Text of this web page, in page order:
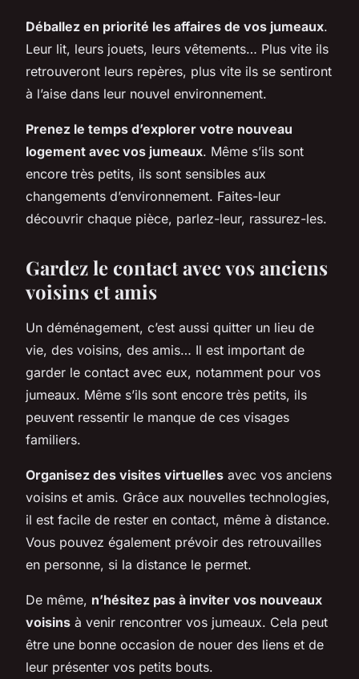
Déballez en priorité les affaires de vos jumeaux.
Leur lit, leurs jouets, leurs vêtements… Plus vite ils
retrouveront leurs repères, plus vite ils se sentiront
à l’aise dans leur nouvel environnement.
Prenez le temps d’explorer votre nouveau
logement avec vos jumeaux. Même s’ils sont
encore très petits, ils sont sensibles aux
changements d’environnement. Faites-leur
découvrir chaque pièce, parlez-leur, rassurez-les.
Gardez le contact avec vos anciens
voisins et amis
Un déménagement, c’est aussi quitter un lieu de
vie, des voisins, des amis… Il est important de
garder le contact avec eux, notamment pour vos
jumeaux. Même s’ils sont encore très petits, ils
peuvent ressentir le manque de ces visages
familiers.
Organisez des visites virtuelles avec vos anciens
voisins et amis. Grâce aux nouvelles technologies,
il est facile de rester en contact, même à distance.
Vous pouvez également prévoir des retrouvailles
en personne, si la distance le permet.
De même, n’hésitez pas à inviter vos nouveaux
voisins à venir rencontrer vos jumeaux. Cela peut
être une bonne occasion de nouer des liens et de
leur présenter vos petits bouts.